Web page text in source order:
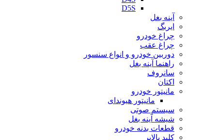
D5S
آینه بغل
ایربگ
چراغ خودرو
چراغ عقب
دوربین خودرو و انواع سنسور
راهنما آینه بغل
سانروف
اکتان
مانیتور خودرو
مانیتور هیوندای
سیستم صوتی
شیشه آینه بغل
قطعات بدنه خودرو
کلید بالابر